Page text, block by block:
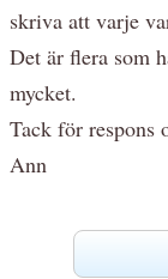
skriva att varje
Det är flera som
mycket.
Tack för respons
Ann